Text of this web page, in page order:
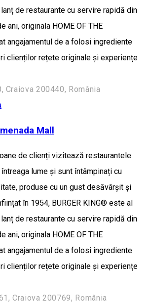
de restaurante cu servire rapidă din
ani, originala HOME OF THE
angajamentul de a folosi ingrediente
clienților rețete originale și experiențe
Craiova 200440, România
Mall
de clienți vizitează restaurantele
întreaga lume și sunt întâmpinați cu
produse cu un gust desăvârșit și
în 1954, BURGER KING® este al
de restaurante cu servire rapidă din
ani, originala HOME OF THE
angajamentul de a folosi ingrediente
clienților rețete originale și experiențe
Craiova 200769, România